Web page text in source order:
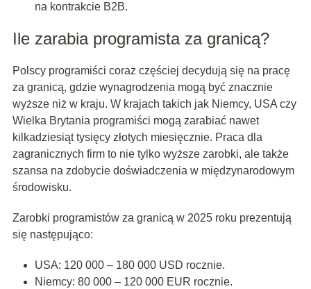
na kontrakcie B2B.
Ile zarabia programista za granicą?
Polscy programiści coraz częściej decydują się na pracę
za granicą, gdzie wynagrodzenia mogą być znacznie
wyższe niż w kraju. W krajach takich jak Niemcy, USA czy
Wielka Brytania programiści mogą zarabiać nawet
kilkadziesiąt tysięcy złotych miesięcznie. Praca dla
zagranicznych firm to nie tylko wyższe zarobki, ale także
szansa na zdobycie doświadczenia w międzynarodowym
środowisku.
Zarobki programistów za granicą w 2025 roku prezentują
się następująco:
USA: 120 000 – 180 000 USD rocznie.
Niemcy: 80 000 – 120 000 EUR rocznie.